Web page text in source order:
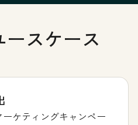
スケース
ケティングキャンペー